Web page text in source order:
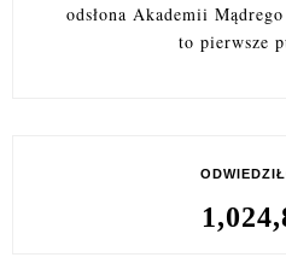
odsłona Akademii
to pierwsze